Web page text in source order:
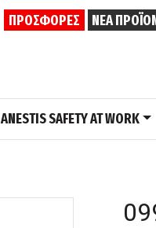
ΠΡΟΣΦΟΡΕΣ ΝΕΑ
ANESTIS SAFETY AT WORK